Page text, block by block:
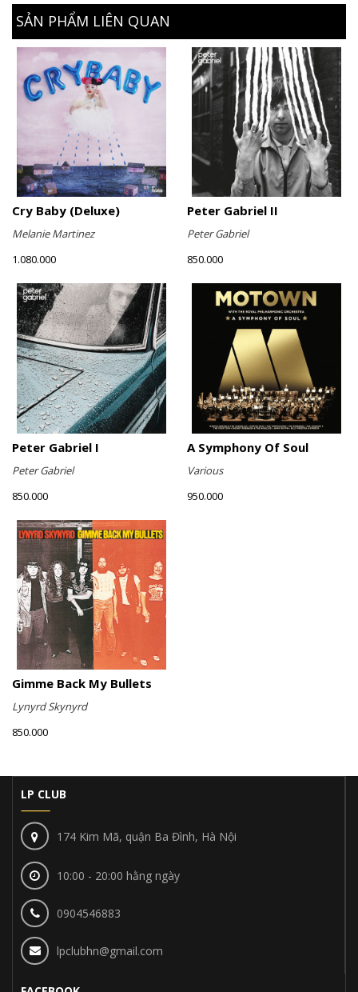
SẢN PHẨM LIÊN QUAN
Cry Baby (Deluxe)
Melanie Martinez
1.080.000
Peter Gabriel II
Peter Gabriel
850.000
Peter Gabriel I
Peter Gabriel
850.000
A Symphony Of Soul
Various
950.000
Gimme Back My Bullets
Lynyrd Skynyrd
850.000
LP CLUB
174 Kim Mã, quận Ba Đình, Hà Nội
10:00 - 20:00 hằng ngày
0904546883
lpclubhn@gmail.com